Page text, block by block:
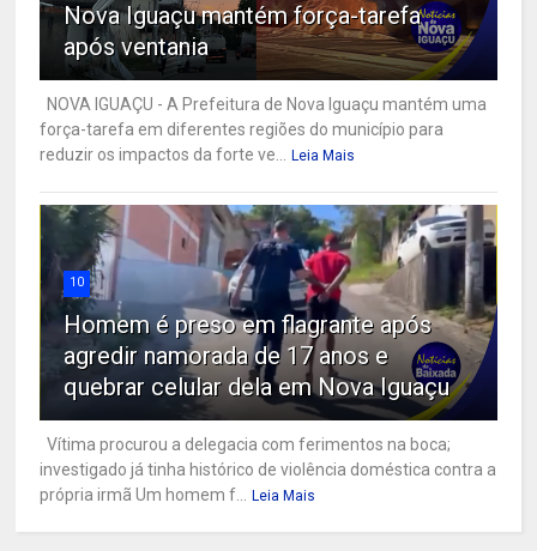
Nova Iguaçu mantém força-tarefa
após ventania
NOVA IGUAÇU - A Prefeitura de Nova Iguaçu mantém uma
força-tarefa em diferentes regiões do município para
reduzir os impactos da forte ve... Leia Mais
10
Homem é preso em flagrante após
agredir namorada de 17 anos e
quebrar celular dela em Nova Iguaçu
Vítima procurou a delegacia com ferimentos na boca;
investigado já tinha histórico de violência doméstica contra a
própria irmã Um homem f... Leia Mais